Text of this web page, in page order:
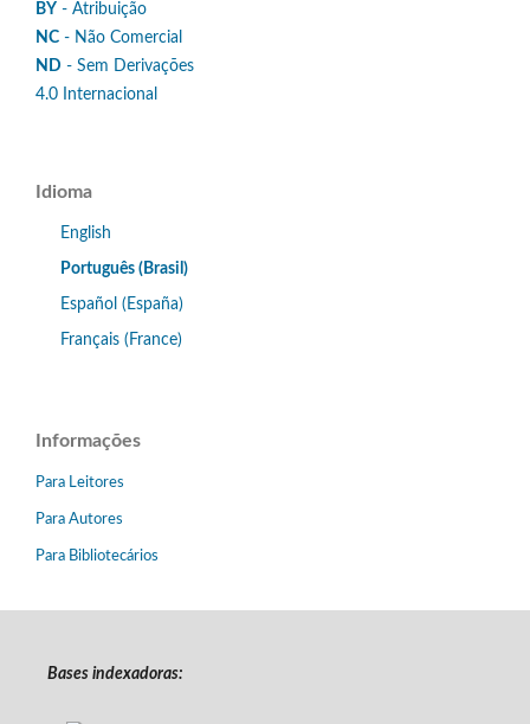
BY - Atribuição
NC - Não Comercial
ND - Sem Derivações
4.0 Internacional
Idioma
English
Português (Brasil)
Español (España)
Français (France)
Informações
Para Leitores
Para Autores
Para Bibliotecários
Bases indexadoras: